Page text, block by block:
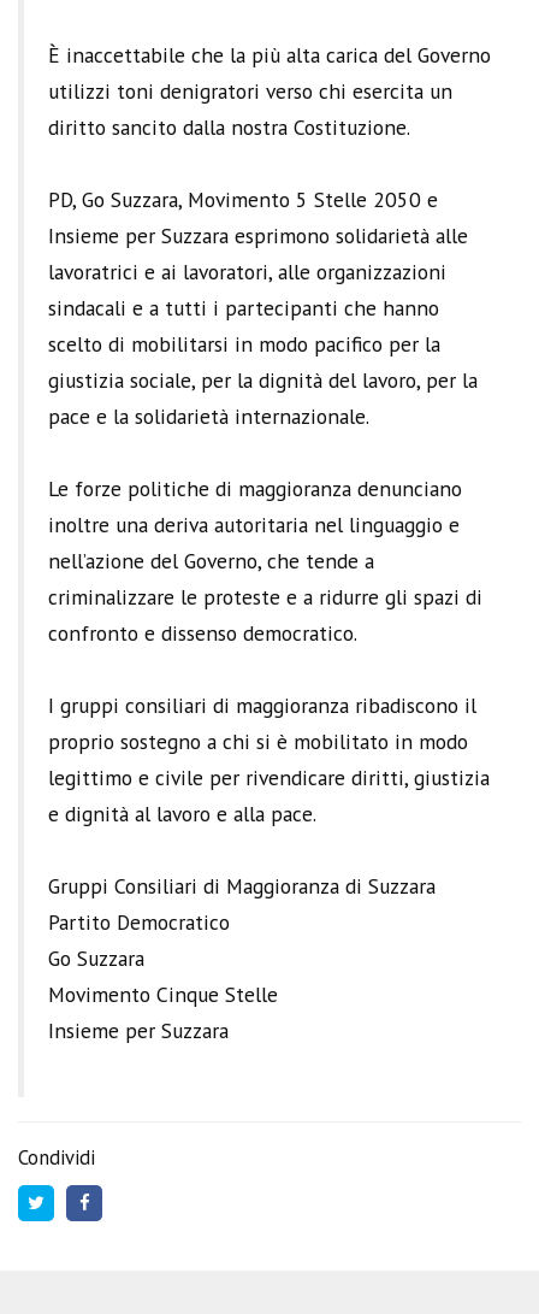
È inaccettabile che la più alta carica del Governo
utilizzi toni denigratori verso chi esercita un
diritto sancito dalla nostra Costituzione.
PD, Go Suzzara, Movimento 5 Stelle 2050 e
Insieme per Suzzara esprimono solidarietà alle
lavoratrici e ai lavoratori, alle organizzazioni
sindacali e a tutti i partecipanti che hanno
scelto di mobilitarsi in modo pacifico per la
giustizia sociale, per la dignità del lavoro, per la
pace e la solidarietà internazionale.
Le forze politiche di maggioranza denunciano
inoltre una deriva autoritaria nel linguaggio e
nell’azione del Governo, che tende a
criminalizzare le proteste e a ridurre gli spazi di
confronto e dissenso democratico.
I gruppi consiliari di maggioranza ribadiscono il
proprio sostegno a chi si è mobilitato in modo
legittimo e civile per rivendicare diritti, giustizia
e dignità al lavoro e alla pace.
Gruppi Consiliari di Maggioranza di Suzzara
Partito Democratico
Go Suzzara
Movimento Cinque Stelle
Insieme per Suzzara
Condividi